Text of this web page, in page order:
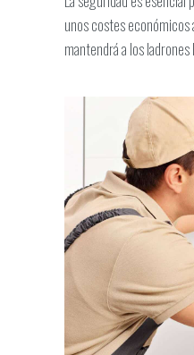
unos costes económicos
mantendrá a los